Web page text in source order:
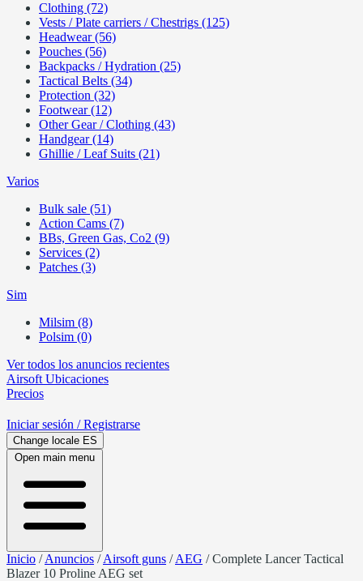
Clothing (72)
Vests / Plate carriers / Chestrigs (125)
Headwear (56)
Pouches (56)
Backpacks / Hydration (25)
Tactical Belts (34)
Protection (32)
Footwear (12)
Other Gear / Clothing (43)
Handgear (14)
Ghillie / Leaf Suits (21)
Varios
Bulk sale (51)
Action Cams (7)
BBs, Green Gas, Co2 (9)
Services (2)
Patches (3)
Sim
Milsim (8)
Polsim (0)
Ver todos los anuncios recientes
Airsoft Ubicaciones
Precios
Iniciar sesión / Registrarse
Change locale ES
Open main menu
Inicio /Anuncios /Airsoft guns /AEG /Complete Lancer Tactical
Blazer 10 Proline AEG set